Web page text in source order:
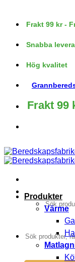
contentFrakt 99 kr -
Snabba
Hög kvalitet
Frakt 99
Sök
efter:
Sök
efter:
Produkter
Värme